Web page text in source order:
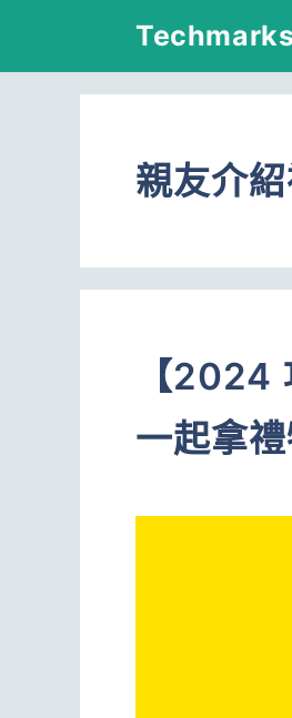
親友介
【2024
一起拿